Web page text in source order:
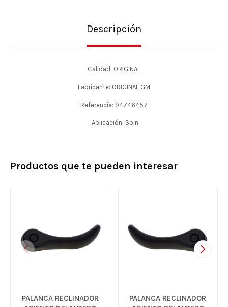
Descripción
Calidad: ORIGINAL
Fabricante: ORIGINAL GM
Referencia: 94746457
Aplicación: Spin
Productos que te pueden interesar
PALANCA RECLINADOR
PALANCA RECLINADOR